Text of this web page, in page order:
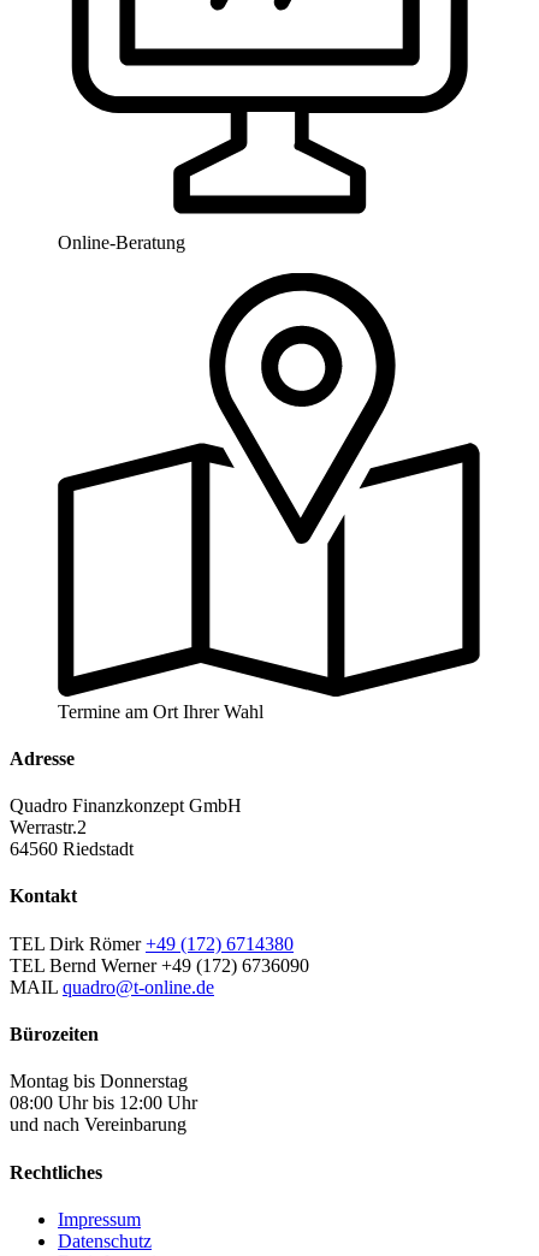
Online-Beratung
Termine am Ort Ihrer Wahl
Adresse
Quadro Finanzkonzept GmbH
Werrastr.2
64560 Riedstadt
Kontakt
TEL Dirk Römer+49 (172) 6714380
TEL Bernd Werner+49 (172) 6736090
MAIL quadro@t-online.de
Bürozeiten
Montag bis Donnerstag
08:00 Uhr bis 12:00 Uhr
und nach Vereinbarung
Rechtliches
Impressum
Datenschutz